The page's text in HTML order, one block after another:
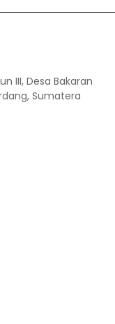
III, Desa Bakaran
Sumatera